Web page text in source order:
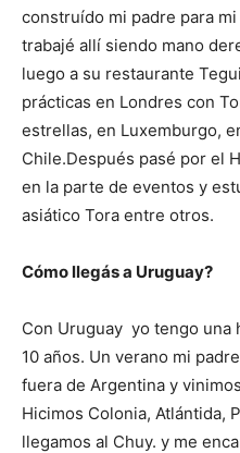
construído mi padre para
trabajé allí siendo mano
luego a su restaurante
prácticas en Londres con
estrellas, en Luxemburgo,
Chile.Después pasé por el
en la parte de eventos y
asiático Tora entre otros.
Cómo llegás a Uruguay?
Con Uruguay yo tengo una
10 años. Un verano mi
fuera de Argentina y
Hicimos Colonia, Atlántida,
llegamos al Chuy. y me